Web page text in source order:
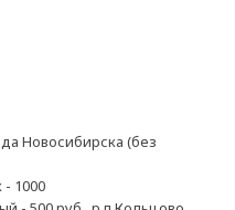
Новосибирска (без
1000